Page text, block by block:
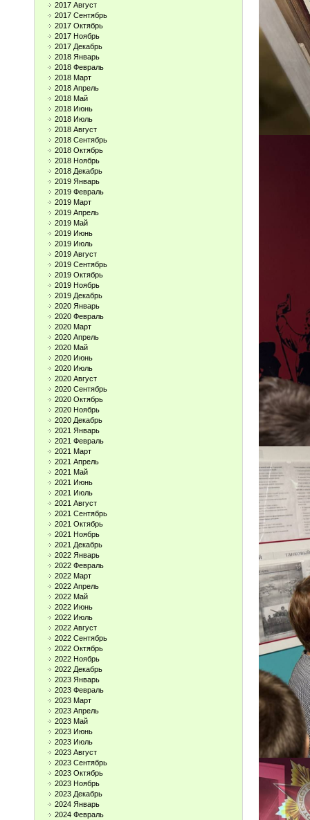
2017 Август
2017 Сентябрь
2017 Октябрь
2017 Ноябрь
2017 Декабрь
2018 Январь
2018 Февраль
2018 Март
2018 Апрель
2018 Май
2018 Июнь
2018 Июль
2018 Август
2018 Сентябрь
2018 Октябрь
2018 Ноябрь
2018 Декабрь
2019 Январь
2019 Февраль
2019 Март
2019 Апрель
2019 Май
2019 Июнь
2019 Июль
2019 Август
2019 Сентябрь
2019 Октябрь
2019 Ноябрь
2019 Декабрь
2020 Январь
2020 Февраль
2020 Март
2020 Апрель
2020 Май
2020 Июнь
2020 Июль
2020 Август
2020 Сентябрь
2020 Октябрь
2020 Ноябрь
2020 Декабрь
2021 Январь
2021 Февраль
2021 Март
2021 Апрель
2021 Май
2021 Июнь
2021 Июль
2021 Август
2021 Сентябрь
2021 Октябрь
2021 Ноябрь
2021 Декабрь
2022 Январь
2022 Февраль
2022 Март
2022 Апрель
2022 Май
2022 Июнь
2022 Июль
2022 Август
2022 Сентябрь
2022 Октябрь
2022 Ноябрь
2022 Декабрь
2023 Январь
2023 Февраль
2023 Март
2023 Апрель
2023 Май
2023 Июнь
2023 Июль
2023 Август
2023 Сентябрь
2023 Октябрь
2023 Ноябрь
2023 Декабрь
2024 Январь
2024 Февраль